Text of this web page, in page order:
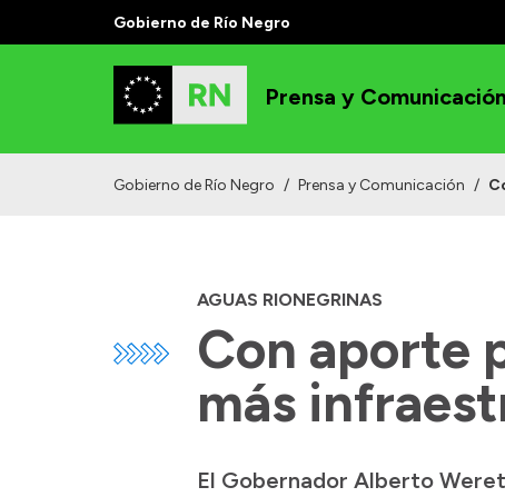
Gobierno de Río Negro
Prensa y Comunicación
Gobierno de Río Negro / Prensa y Comunicación /
AGUAS RIONEGRINAS
Con aporte
más
El Gobernador Alberto